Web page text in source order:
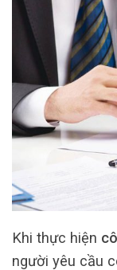
Khi thực hiện
người yêu cầu